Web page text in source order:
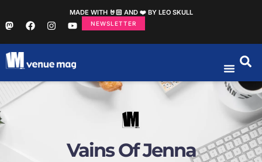
MADE WITH 🤘🏻 AND ❤️ BY LEO SKULL
NEWSLETTER
Vains Of Jenna